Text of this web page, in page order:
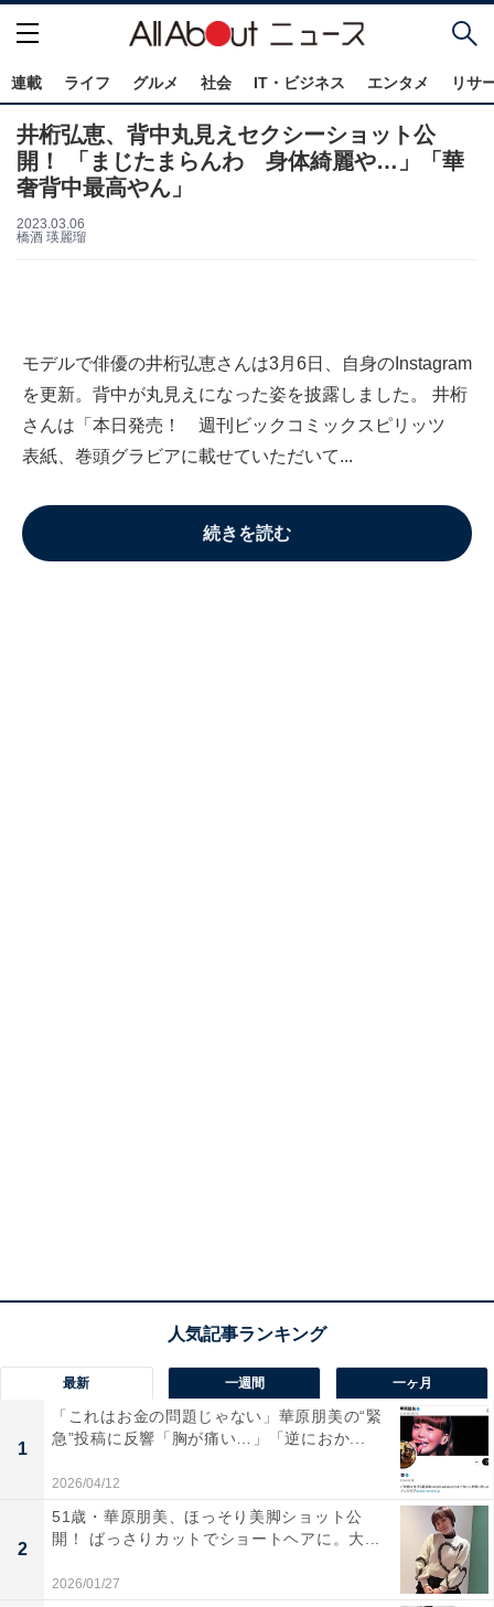
連載 ライフ グルメ 社会 IT・ビジネス エンタメ リサ
井桁弘恵、背中丸見えセクシーショット公
開！ 「まじたまらんわ 身体綺麗や…」「華
奢背中最高やん」
2023.03.06
橋酒 瑛麗瑠
モデルで俳優の井桁弘恵さんは3月6日、自身のInstagram
を更新。背中が丸見えになった姿を披露しました。 井桁
さんは「本日発売！ 週刊ビックコミックスピリッツ
表紙、巻頭グラビアに載せていただいて...
続きを読む
最新 一週間 一ヶ月
1
「これはお金の問題じゃない」華原朋美の“緊
急”投稿に反響「胸が痛い…」「逆におか...
2026/04/12
2
51歳・華原朋美、ほっそり美脚ショット公
開！ ばっさりカットでショートヘアに。大...
2026/01/27